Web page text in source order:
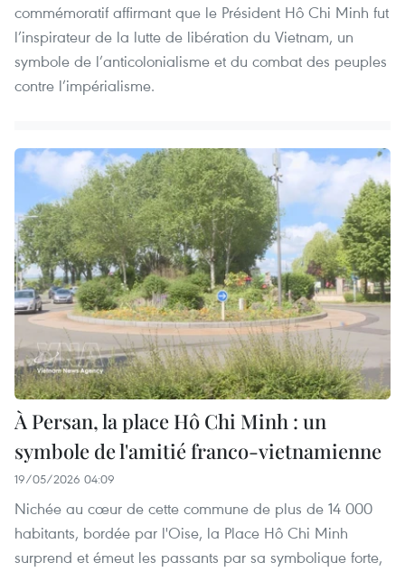
commémoratif affirmant que le Président Hô Chi Minh fut
l’inspirateur de la lutte de libération du Vietnam, un
symbole de l’anticolonialisme et du combat des peuples
contre l’impérialisme.
À Persan, la place Hô Chi Minh : un
symbole de l'amitié franco-vietnamienne
19/05/2026 04:09
Nichée au cœur de cette commune de plus de 14 000
habitants, bordée par l'Oise, la Place Hô Chi Minh
surprend et émeut les passants par sa symbolique forte,